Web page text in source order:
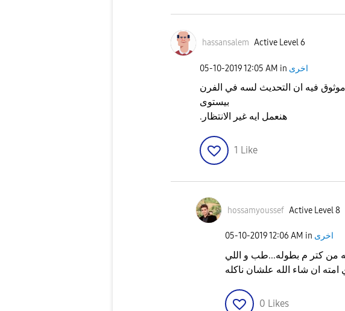
hassansalem Active Level 6
‎05-10-201912:05 AM in اخرى
فيه ان التحديث لسه في الفرن
بيستوى
.هنعمل ايه غير الانتظار
1 Like
hossamyoussef Active Level 8
‎05-10-201912:06 AM in اخرى
من كتر م بطوله...طب و اللي
ان شاء الله علشان ناكله
0 Likes